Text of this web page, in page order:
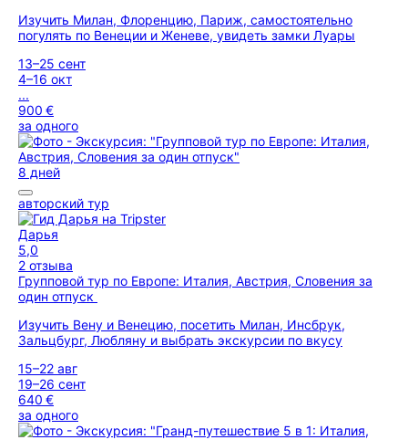
Изучить Милан, Флоренцию, Париж, самостоятельно
погулять по Венеции и Женеве, увидеть замки Луары
13–25 сент
4–16 окт
...
900 €
за одного
8 дней
авторский тур
Дарья
5,0
2 отзыва
Групповой тур по Европе: Италия, Австрия, Словения за
один отпуск
Изучить Вену и Венецию, посетить Милан, Инсбрук,
Зальцбург, Любляну и выбрать экскурсии по вкусу
15–22 авг
19–26 сент
640 €
за одного